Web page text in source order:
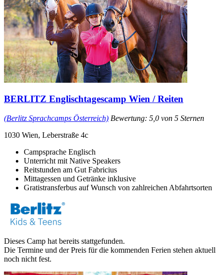
BERLITZ Englischtagescamp Wien / Reiten
(Berlitz Sprachcamps Österreich) Bewertung: 5,0 von 5 Sternen
1030 Wien, Leberstraße 4c
Campsprache Englisch
Unterricht mit Native Speakers
Reitstunden am Gut Fabricius
Mittagessen und Getränke inklusive
Gratistransferbus auf Wunsch von zahlreichen Abfahrtsorten
Dieses Camp hat bereits stattgefunden.
Die Termine und der Preis für die kommenden Ferien stehen aktuell
noch nicht fest.